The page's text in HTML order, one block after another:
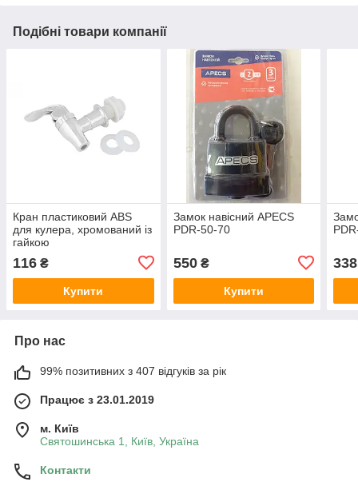
Подібні товари компанії
Кран пластиковий ABS
для кулера, хромований із
гайкою
116 ₴
Купити
Замок навісний APECS
PDR-50-70
550₴
Купити
338
Про нас
99% позитивних з 407 відгуків за рік
Працює з 23.01.2019
м. Київ
Святошинська 1, Київ, Україна
Контакти